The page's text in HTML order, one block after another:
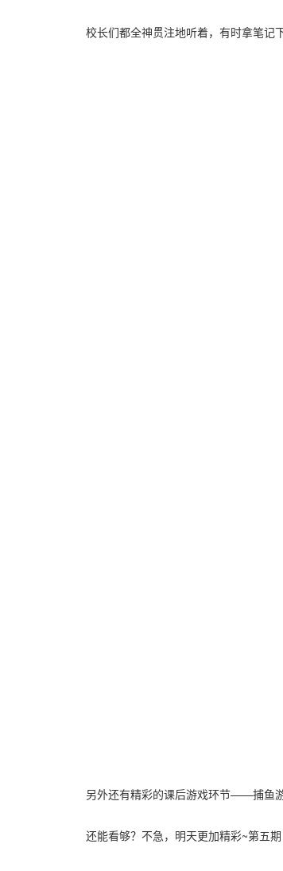
校长们都全神贯注地听着，有时拿笔记
另外还有精彩的课后游戏环节——捕鱼游
还能看够？不急，明天更加精彩~第五期